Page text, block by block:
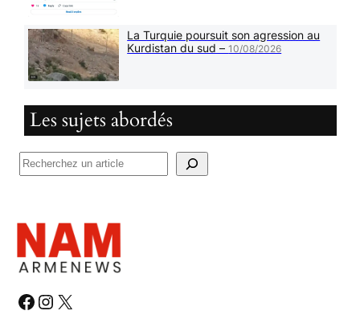
La Turquie poursuit son agression au
Kurdistan du sud –10/08/2026
Les sujets abordés
R
h
e
r
h# # #